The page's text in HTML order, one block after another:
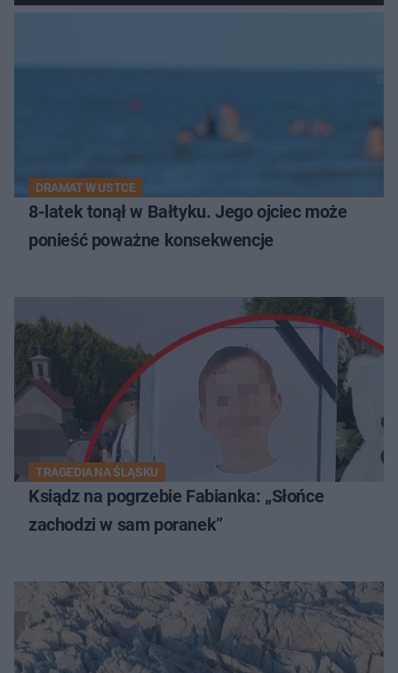
DRAMAT W USTCE
8-latek tonął w Bałtyku. Jego ojciec może
ponieść poważne konsekwencje
TRAGEDIA NA ŚLĄSKU
Ksiądz na pogrzebie Fabianka: „Słońce
zachodzi w sam poranek”